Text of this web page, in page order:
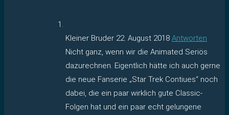
Kleiner Bruder 22. August 2018 Antworten
Nicht ganz, wenn wir die Animated Seriös
dazurechnen. Eigentlich hätte ich auch gerne
die neue Fanserie „Star Trek Contiues“ noch
dabei, die ein paar wirklich gute Classic-
Folgen hat und ein paar echt gelungene